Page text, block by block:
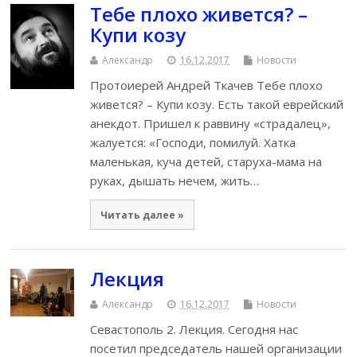
Тебе плохо живется? –
Купи козу
Александр 16.12.2017 Новости
Протоиерей Андрей Ткачев Тебе плохо
живется? – Купи козу. Есть такой еврейский
анекдот. Пришел к раввину «страдалец»,
жалуется: «Господи, помилуй. Хатка
маленькая, куча детей, старуха-мама на
руках, дышать нечем, жить…
Читать далее »
Лекция
Александр 16.12.2017 Новости
Севастополь 2. Лекция. Сегодня нас
посетил председатель нашей организации